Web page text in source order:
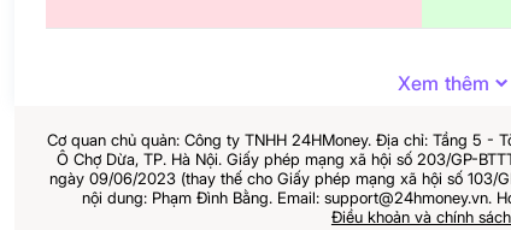
Xem thêm
Cơ quan chủ quản: Công ty TNHH 24HMoney. Địa chỉ: Tầng 5 -
Ô Chợ Dừa, TP. Hà Nội. Giấy phép mạng xã hội số 203/GP-
ngày 09/06/2023 (thay thế cho Giấy phép mạng xã hội số 103/
nội dung: Phạm Đình Bằng. Email: support@24hmoney.vn.
Điều khoản và chính